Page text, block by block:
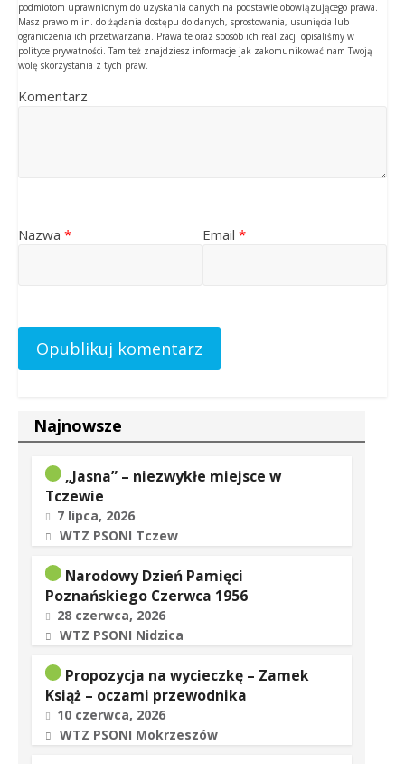
podmiotom uprawnionym do uzyskania danych na podstawie obowiązującego prawa.
Masz prawo m.in. do żądania dostępu do danych, sprostowania, usunięcia lub
ograniczenia ich przetwarzania. Prawa te oraz sposób ich realizacji opisaliśmy w
polityce prywatności. Tam też znajdziesz informacje jak zakomunikować nam Twoją
wolę skorzystania z tych praw.
Komentarz
Nazwa * Email *
Najnowsze
„Jasna” – niezwykłe miejsce w
Tczewie
7 lipca, 2026
WTZ PSONI Tczew
Narodowy Dzień Pamięci
Poznańskiego Czerwca 1956
28 czerwca, 2026
WTZ PSONI Nidzica
Propozycja na wycieczkę – Zamek
Książ – oczami przewodnika
10 czerwca, 2026
WTZ PSONI Mokrzeszów